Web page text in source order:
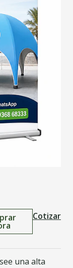
Cotizar
una alta